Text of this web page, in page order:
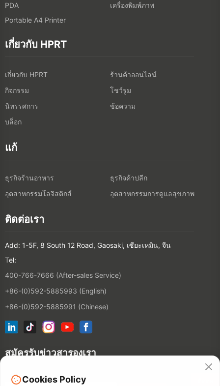
PDA
เครื่องพิมพ์ภาพ
Portable A4 Printer
เกี่ยวกับ HPRT
เกี่ยวกับ HPRT
ร้านค้าออนไลน์
กิจกรรม
โชว์รูม
นิทรรศการ
ข้อความ
บล็อก
แก้
ธุรกิจร้านอาหาร
ธุรกิจค้าปลีก
อุตสาหกรรมโลจิสติกส์
อุตสาหกรรมการดูแลสุขภาพ
ติดต่อเรา
Add: 1-5F, 8 South 12 Road, Gaosaki, เซียะเหมิน, จีน
Tel:
400-766-7666 (After-sales Service)
+86-(0)592-5885993 (English)
+86-(0)592-5885991 (Chinese)
สมัครรับข่าวสารองเรา
Cookies Policy